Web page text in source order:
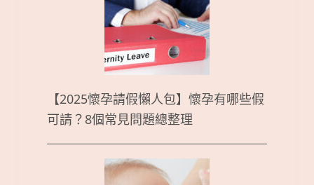
【2025懷孕請假懶人包】懷孕有哪些假
可請？8個常見問題總整理